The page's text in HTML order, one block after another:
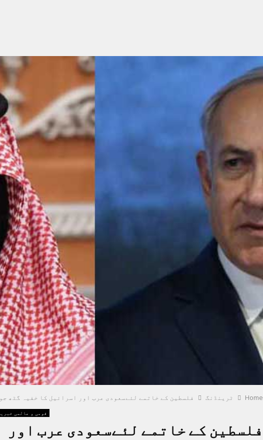
Home ٹرینڈنگ فلسطین کے خاتمے لئےسعودی عرب اور اسرائیل کا خفیہ گٹھ
قومی و عالمی
فلسطین کے خاتمے لئےسعودی عرب اور